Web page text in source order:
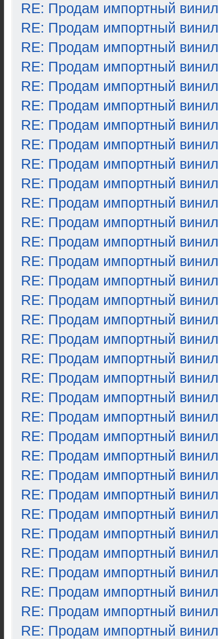
RE: Продам импортный винил
RE: Продам импортный винил
RE: Продам импортный винил
RE: Продам импортный винил
RE: Продам импортный винил
RE: Продам импортный винил
RE: Продам импортный винил
RE: Продам импортный винил
RE: Продам импортный винил
RE: Продам импортный винил
RE: Продам импортный винил
RE: Продам импортный винил
RE: Продам импортный винил
RE: Продам импортный винил
RE: Продам импортный винил
RE: Продам импортный винил
RE: Продам импортный винил
RE: Продам импортный винил
RE: Продам импортный винил
RE: Продам импортный винил
RE: Продам импортный винил
RE: Продам импортный винил
RE: Продам импортный винил
RE: Продам импортный винил
RE: Продам импортный винил
RE: Продам импортный винил
RE: Продам импортный винил
RE: Продам импортный винил
RE: Продам импортный винил
RE: Продам импортный винил
RE: Продам импортный винил
RE: Продам импортный винил
RE: Продам импортный винил